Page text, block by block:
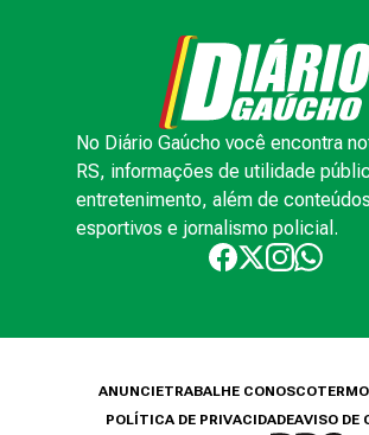
No Diário Gaúcho você encontra
RS, informações de utilidade
entretenimento, além de conteúdos
esportivos e jornalismo policial.
ANUNCIETRABALHE CONOSCO
POLÍTICA DE PRIVACIDADEAVISO DE